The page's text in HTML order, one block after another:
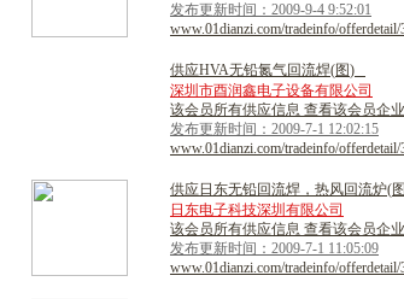
发布更新时间：2009-9-4 9:52:01
www.01dianzi.com/tradeinfo/
供应HVA无铅氮气回流焊(图)
深圳市酉润鑫电子设备有限公司
该会员所有供应信息 查看该会员企
发布更新时间：2009-7-1 12:02:15
www.01dianzi.com/tradeinfo/
供应日 东无铅回流焊 ， 热风回流炉(图
日东电子科技深圳有限公司
该会员所有供应信息 查看该会员企
发布更新时间：2009-7-1 11:05:09
www.01dianzi.com/tradeinfo/